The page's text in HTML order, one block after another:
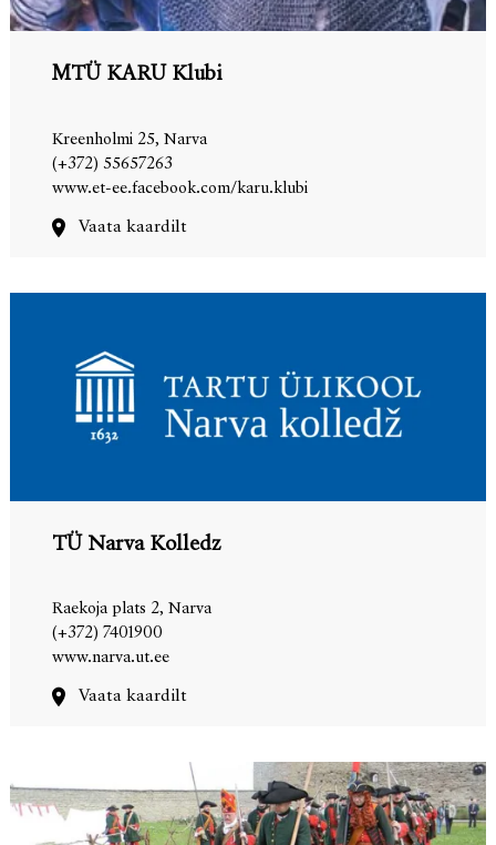
MTÜ KARU Klubi
Kreenholmi 25, Narva
(+372) 55657263
www.et-ee.facebook.com/karu.klubi
Vaata kaardilt
TÜ Narva Kolledz
Raekoja plats 2, Narva
(+372) 7401900
www.narva.ut.ee
Vaata kaardilt